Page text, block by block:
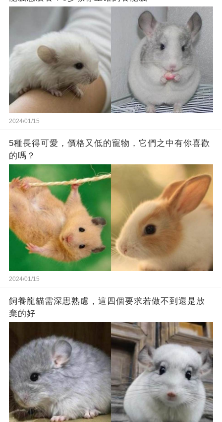
2024/01/15
5種長得可愛，價格又低的寵物，它們之中有你喜歡
的嗎？
2024/01/15
飼養龍貓需深思熟慮，這四個要求若做不到還是放
棄的好